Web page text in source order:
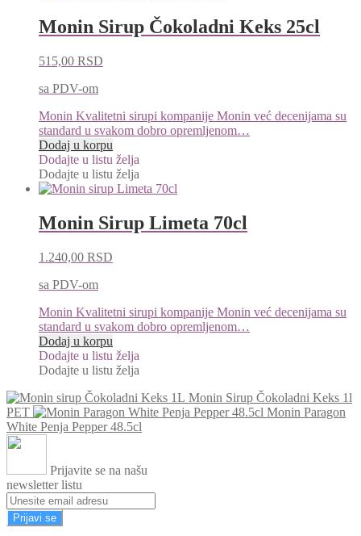
Monin Sirup Čokoladni Keks 25cl
515,00 RSD
sa PDV-om
Monin Kvalitetni sirupi kompanije Monin već decenijama su
standard u svakom dobro opremljenom…
Dodaj u korpu
Dodajte u listu želja
Dodajte u listu želja
Monin Sirup Limeta 70cl
1.240,00 RSD
sa PDV-om
Monin Kvalitetni sirupi kompanije Monin već decenijama su
standard u svakom dobro opremljenom…
Dodaj u korpu
Dodajte u listu želja
Dodajte u listu želja
Monin Sirup Čokoladni Keks 1l
PET
Monin Paragon
White Penja Pepper 48.5cl
Prijavite se na našu
newsletter listu
Prijavi se